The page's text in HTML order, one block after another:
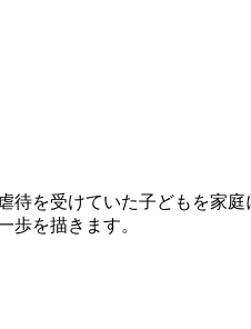
を受けていた子どもを家
歩を描きます。